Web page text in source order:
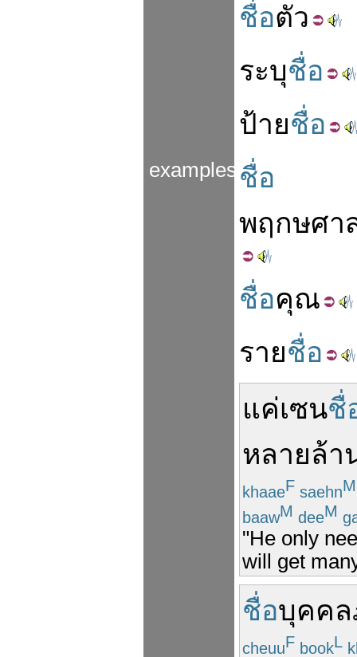
examples
ชื่อตัว
ระบุชื่อ
ป้ายชื่อ
ชื่อ
พฤกษศา
ชื่อคุณ
รายชื่อ
แค่เซนชื่
หลายล้า
khaaeF saehnM
baawM deeM
"He only
will get
ชื่อบุคคล
cheuuF bookL